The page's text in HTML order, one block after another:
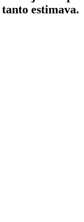
estimava.